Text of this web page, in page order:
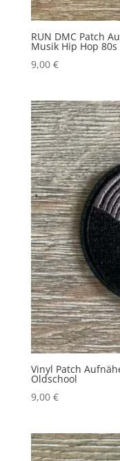
RUN DMC Patch
Musik Hip Hop 80s
9,00 €
Vinyl Patch
Oldschool
9,00 €